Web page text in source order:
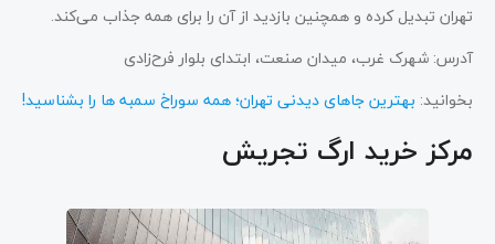
تهران تبدیل کرده و همچنین بازدید از آن را برای همه جذاب می‌کند.
آدرس: شهرک غرب، میدان صنعت، ابتدای بلوار فرح‌زادی
بخوانید: بهترین جاهای دیدنی تهران؛ همه سوراخ سمبه ها را بشناسید!
مرکز خرید ارگ تجریش